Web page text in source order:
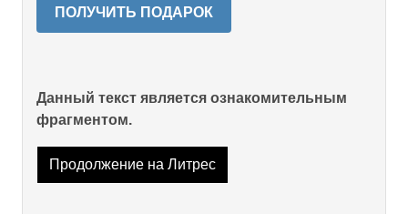
ПОЛУЧИТЬ ПОДАРОК
Данный текст является ознакомительным
фрагментом.
Продолжение на Литрес